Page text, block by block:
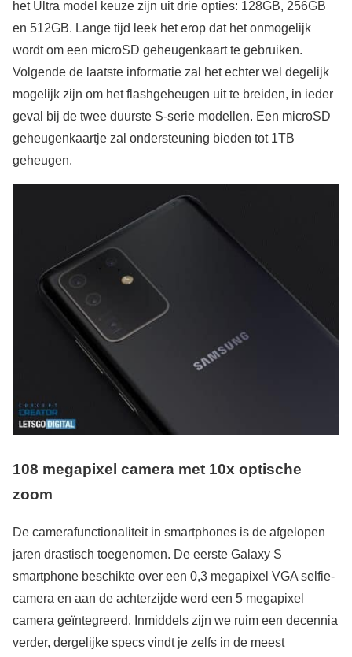
het Ultra model keuze zijn uit drie opties: 128GB, 256GB
en 512GB. Lange tijd leek het erop dat het onmogelijk
wordt om een microSD geheugenkaart te gebruiken.
Volgende de laatste informatie zal het echter wel degelijk
mogelijk zijn om het flashgeheugen uit te breiden, in ieder
geval bij de twee duurste S-serie modellen. Een microSD
geheugenkaartje zal ondersteuning bieden tot 1TB
geheugen.
108 megapixel camera met 10x optische
zoom
De camerafunctionaliteit in smartphones is de afgelopen
jaren drastisch toegenomen. De eerste Galaxy S
smartphone beschikte over een 0,3 megapixel VGA selfie-
camera en aan de achterzijde werd een 5 megapixel
camera geïntegreerd. Inmiddels zijn we ruim een decennia
verder, dergelijke specs vindt je zelfs in de meest